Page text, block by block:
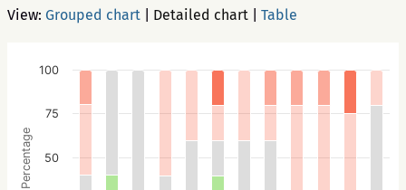
View: Grouped chart Detailed chart Table
Percentage 50
75
100